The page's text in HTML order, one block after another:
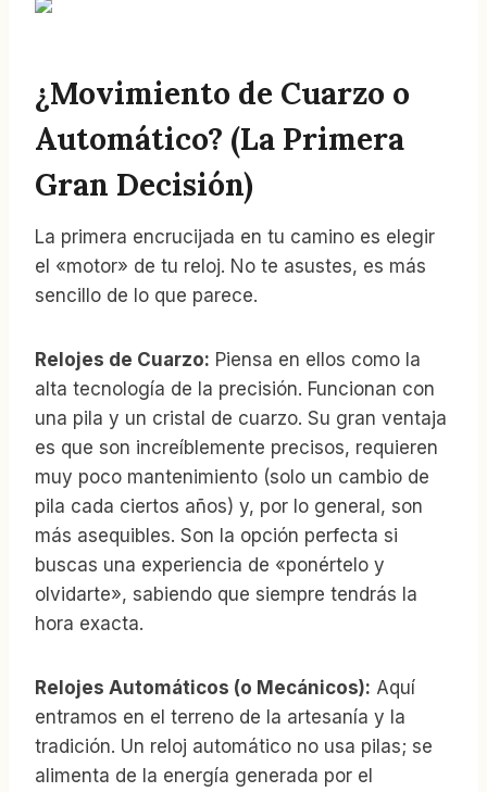
¿Movimiento de Cuarzo o
Automático? (La Primera
Gran Decisión)
La primera encrucijada en tu camino es elegir
el «motor» de tu reloj. No te asustes, es más
sencillo de lo que parece.
Relojes de Cuarzo: Piensa en ellos como la
alta tecnología de la precisión. Funcionan con
una pila y un cristal de cuarzo. Su gran ventaja
es que son increíblemente precisos, requieren
muy poco mantenimiento (solo un cambio de
pila cada ciertos años) y, por lo general, son
más asequibles. Son la opción perfecta si
buscas una experiencia de «ponértelo y
olvidarte», sabiendo que siempre tendrás la
hora exacta.
Relojes Automáticos (o Mecánicos): Aquí
entramos en el terreno de la artesanía y la
tradición. Un reloj automático no usa pilas; se
alimenta de la energía generada por el